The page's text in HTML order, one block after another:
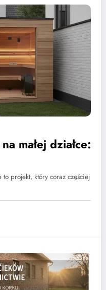
małej działce:
to projekt, który coraz częściej